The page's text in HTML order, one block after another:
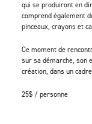
qui se produiront en
comprend également
pinceaux, crayons et
Ce moment de
sur sa démarche, son
création, dans un
25$ / personne